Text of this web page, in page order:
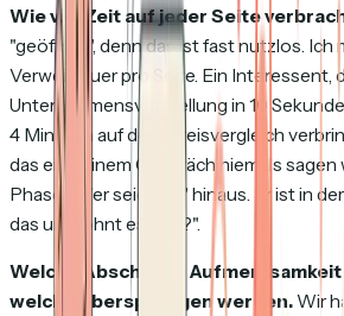
Wie viel Zeit auf jeder Seite
"geöffnet", denn das ist fast nutzlos. Ich
Verweildauer pro Seite. Ein Interessent,
Unternehmensvorstellung in 10
4 Minuten auf dem Preisvergleich
das er in einem Gespräch niemals sagen
Phase "Wer seid ihr?" hinaus. Er ist in
das und lohnt es sich?".
Welche Abschnitte
welche übersprungen werden. Wir